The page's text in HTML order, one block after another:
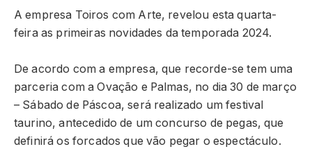
A empresa Toiros com Arte, revelou esta quarta-
feira as primeiras novidades da temporada 2024.
De acordo com a empresa, que recorde-se tem uma
parceria com a Ovação e Palmas, no dia 30 de março
– Sábado de Páscoa, será realizado um festival
taurino, antecedido de um concurso de pegas, que
definirá os forcados que vão pegar o espectáculo.